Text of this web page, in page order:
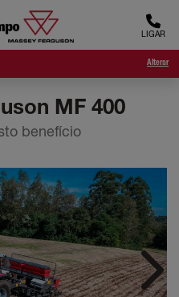
LIGAR
Alterar
MF 400
benefício